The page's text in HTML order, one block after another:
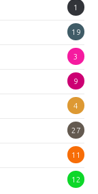
1
19
3
9
4
27
11
12